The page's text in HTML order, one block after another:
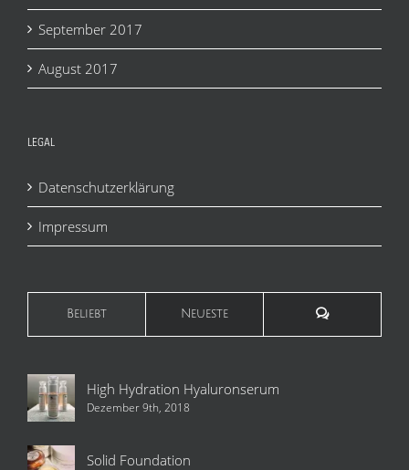
September 2017
August 2017
LEGAL
Datenschutzerklärung
Impressum
Beliebt Neueste Kommentare
High Hydration Hyaluronserum
Dezember 9th, 2018
Solid Foundation